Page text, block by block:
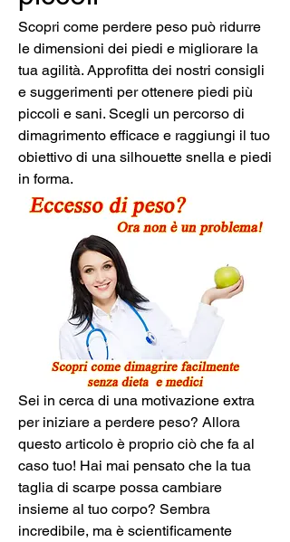
Scopri come perdere peso può ridurre
le dimensioni dei piedi e migliorare la
tua agilità. Approfitta dei nostri consigli
e suggerimenti per ottenere piedi più
piccoli e sani. Scegli un percorso di
dimagrimento efficace e raggiungi il tuo
obiettivo di una silhouette snella e piedi
in forma.
Sei in cerca di una motivazione extra
per iniziare a perdere peso? Allora
questo articolo è proprio ciò che fa al
caso tuo! Hai mai pensato che la tua
taglia di scarpe possa cambiare
insieme al tuo corpo? Sembra
incredibile, ma è scientificamente